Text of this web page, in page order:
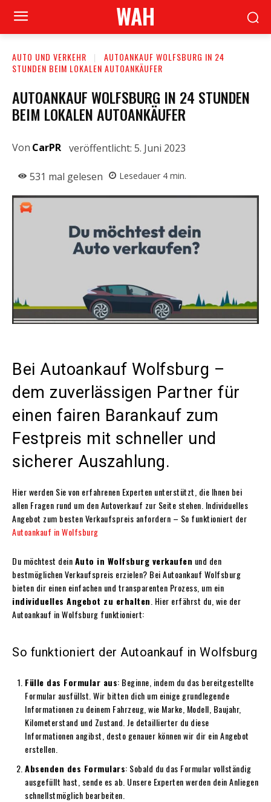
WAH
AUTO UND VERKEHR
AUTOANKAUF WOLFSBURG IN 24
STUNDEN BEIM LOKALEN AUTOANKÄUFER
AUTOANKAUF WOLFSBURG IN 24 STUNDEN
BEIM LOKALEN AUTOANKÄUFER
Von CarPR veröffentlicht: 5. Juni 2023
531 mal gelesen Lesedauer 4 min.
Bei Autoankauf Wolfsburg –
dem zuverlässigen Partner für
einen fairen Barankauf zum
Festpreis mit schneller und
sicherer Auszahlung.
Hier werden Sie von erfahrenen Experten unterstützt, die Ihnen bei
allen Fragen rund um den Autoverkauf zur Seite stehen. Individuelles
Angebot zum besten Verkaufspreis anfordern – So funktioniert der
Autoankauf in Wolfsburg
Du möchtest deinAuto in Wolfsburg verkaufen und den
bestmöglichen Verkaufspreis erzielen? Bei Autoankauf Wolfsburg
bieten dir einen einfachen und transparenten Prozess, um ein
individuelles Angebot zu erhalten . Hier erfährst du, wie der
Autoankauf in Wolfsburg funktioniert:
So funktioniert der Autoankauf in Wolfsburg
Fülle das Formular aus: Beginne, indem du das bereitgestellte
Formular ausfüllst. Wir bitten dich um einige grundlegende
Informationen zu deinem Fahrzeug, wie Marke, Modell, Baujahr,
Kilometerstand und Zustand. Je detaillierter du diese
Informationen angibst, desto genauer können wir dir ein Angebot
erstellen.
Absenden des Formulars: Sobald du das Formular vollständig
ausgefüllt hast, sende es ab. Unsere Experten werden dein Anliegen
schnellstmöglich bearbeiten.